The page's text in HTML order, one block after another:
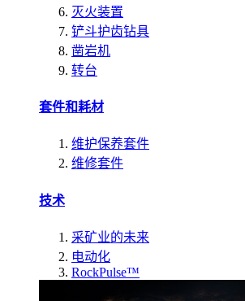
灭火装置
铲斗护齿钻具
凿岩机
转台
套件和耗材
维护保养套件
维修套件
技术
采矿业的未来
电动化
RockPulse™